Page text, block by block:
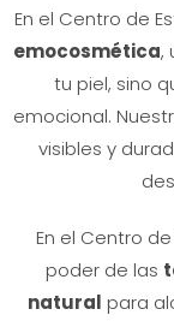
En el Centro de
emocosmética,
tu piel, sino
emocional.
visibles y
En el Centro
poder de las
natural para